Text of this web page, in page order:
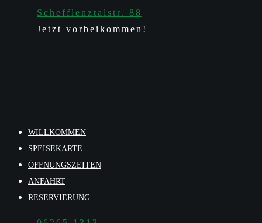
Schefflenztalstr. 88
Jetzt vorbeikommen!
WILLKOMMEN
SPEISEKARTE
ÖFFNUNGSZEITEN
ANFAHRT
RESERVIERUNG